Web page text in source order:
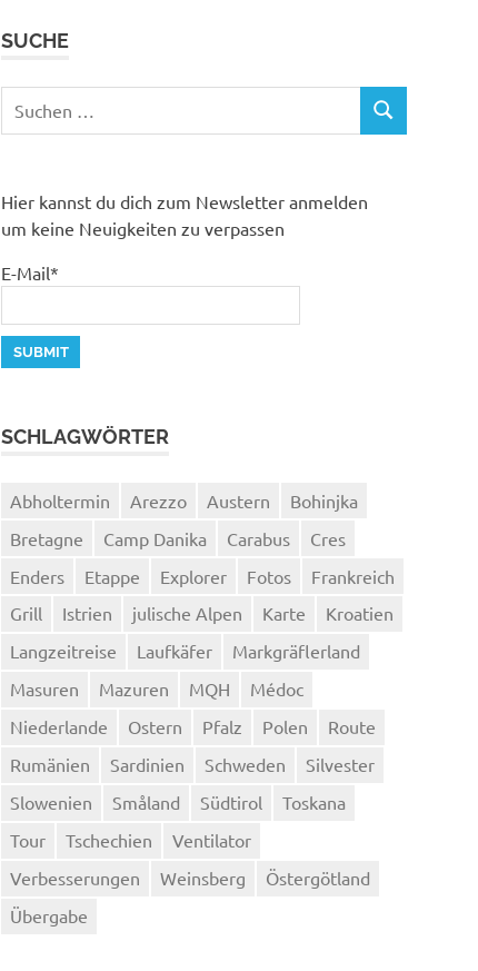
SUCHE
Suchen
SUCHEN
Hier kannst du dich zum Newsletter anmelden
um keine Neuigkeiten zu verpassen
E-Mail*
SCHLAGWÖRTER
Abholtermin Arezzo Austern
Bohinjka
Bretagne
Camp Danika Carabus
Cres
Enders
Etappe Explorer Fotos
Frankreich
Grill
Istrien julische Alpen Karte
Kroatien
Langzeitreise
Laufkäfer
Markgräflerland
Masuren
Mazuren MQH
Médoc
Niederlande
Ostern Pfalz Polen
Route
Rumänien
Sardinien Schweden
Silvester
Slowenien
Småland Südtirol
Toskana
Tour
Tschechien
Ventilator
Verbesserungen
Weinsberg
Östergötland
Übergabe